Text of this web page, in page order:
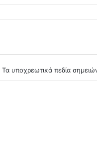
Τα υποχρεωτικά πεδία